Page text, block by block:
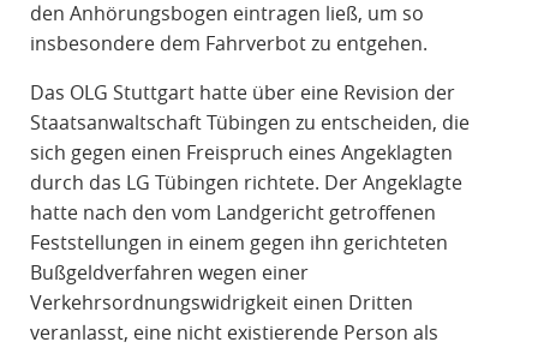
den Anhörungsbogen eintragen ließ, um so
insbesondere dem Fahrverbot zu entgehen.
Das OLG Stuttgart hatte über eine Revision der
Staatsanwaltschaft Tübingen zu entscheiden, die
sich gegen einen Freispruch eines Angeklagten
durch das LG Tübingen richtete. Der Angeklagte
hatte nach den vom Landgericht getroffenen
Feststellungen in einem gegen ihn gerichteten
Bußgeldverfahren wegen einer
Verkehrsordnungswidrigkeit einen Dritten
veranlasst, eine nicht existierende Person als